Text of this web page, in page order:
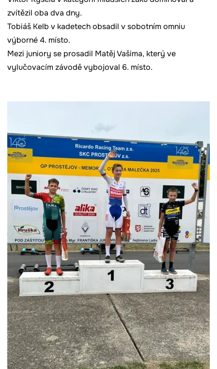
zvítězil oba dva dny.
Tobiáš Kelb v kadetech obsadil v sobotním omniu
výborné 4. místo.
Mezi juniory se prosadil Matěj Vašima, který ve
vylučovacím závodě vybojoval 6. místo.